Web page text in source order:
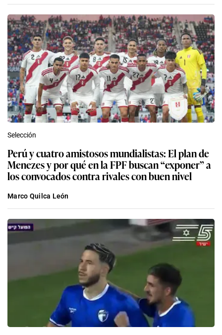
Selección
Perú y cuatro amistosos mundialistas: El plan de
Menezes y por qué en la FPF buscan “exponer” a
los convocados contra rivales con buen nivel
Marco Quilca León